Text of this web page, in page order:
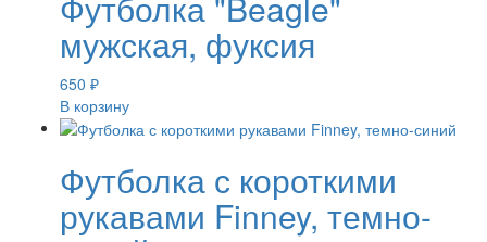
мужская, фуксия
650 ₽
В корзину
Футболка с короткими
рукавами Finney, темно-